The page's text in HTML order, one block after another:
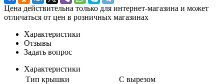
Цена действительна только для интернет-магазина и может
отличаться от цен в розничных магазинах
Характеристики
Отзывы
Задать вопрос
Характеристики
Тип крышки
С вырезом